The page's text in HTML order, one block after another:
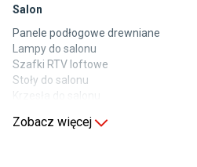
Salon
Panele podłogowe drewniane
Lampy do salonu
Szafki RTV loftowe
Stoły do salonu
Zobacz więcej